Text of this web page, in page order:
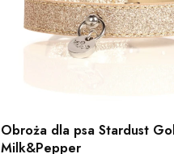
Obroża dla psa Stardust
Milk&Pepper